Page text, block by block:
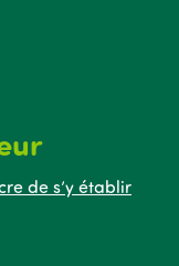
de s’y établir